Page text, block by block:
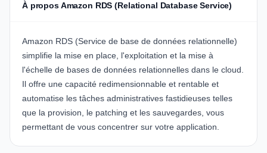
À propos Amazon RDS (Relational Database Service)
Amazon RDS (Service de base de données relationnelle)
simplifie la mise en place, l'exploitation et la mise à
l'échelle de bases de données relationnelles dans le cloud.
Il offre une capacité redimensionnable et rentable et
automatise les tâches administratives fastidieuses telles
que la provision, le patching et les sauvegardes, vous
permettant de vous concentrer sur votre application.